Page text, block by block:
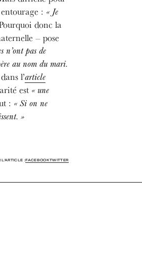
: « Je
donc la
– pose
n’ont pas de
au nom du mari.
l’article
est « une
: « Si on ne
»
L'ARTICLE :FACEBOOKTWITTER